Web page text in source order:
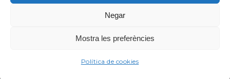
Negar
Mostra les preferències
Política de cookies